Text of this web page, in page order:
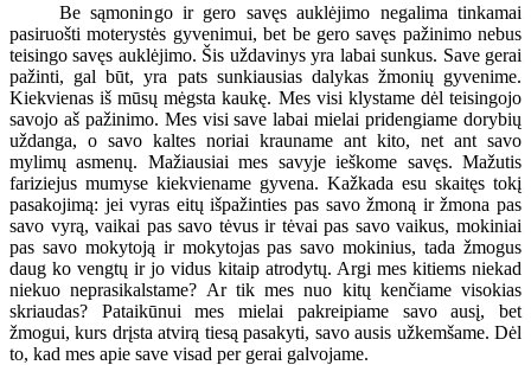
Be sąmoningo ir gero savęs auklėjimo negalima tinkamai
pasiruošti moterystės gyvenimui, bet be gero savęs pažinimo nebus
teisingo savęs auklėjimo. Šis uždavinys yra labai sunkus. Save gerai
pažinti, gal būt, yra pats sunkiausias dalykas žmonių gyvenime.
Kiekvienas iš mūsų mėgsta kaukę. Mes visi klystame dėl teisingojo
savojo aš pažinimo. Mes visi save labai mielai pridengiame dorybių
uždanga, o savo kaltes noriai krauname ant kito, net ant savo
mylimų asmenų. Mažiausiai mes savyje ieškome savęs. Mažutis
fariziejus mumyse kiekviename gyvena. Kažkada esu skaitęs tokį
pasakojimą: jei vyras eitų išpažinties pas savo žmoną ir žmona pas
savo vyrą, vaikai pas savo tėvus ir tėvai pas savo vaikus, mokiniai
pas savo mokytoją ir mokytojas pas savo mokinius, tada žmogus
daug ko vengtų ir jo vidus kitaip atrodytų. Argi mes kitiems niekad
niekuo neprasikalstame? Ar tik mes nuo kitų kenčiame visokias
skriaudas? Pataikūnui mes mielai pakreipiame savo ausį, bet
žmogui, kurs drįsta atvirą tiesą pasakyti, savo ausis užkemšame. Dėl
to, kad mes apie save visad per gerai galvojame.